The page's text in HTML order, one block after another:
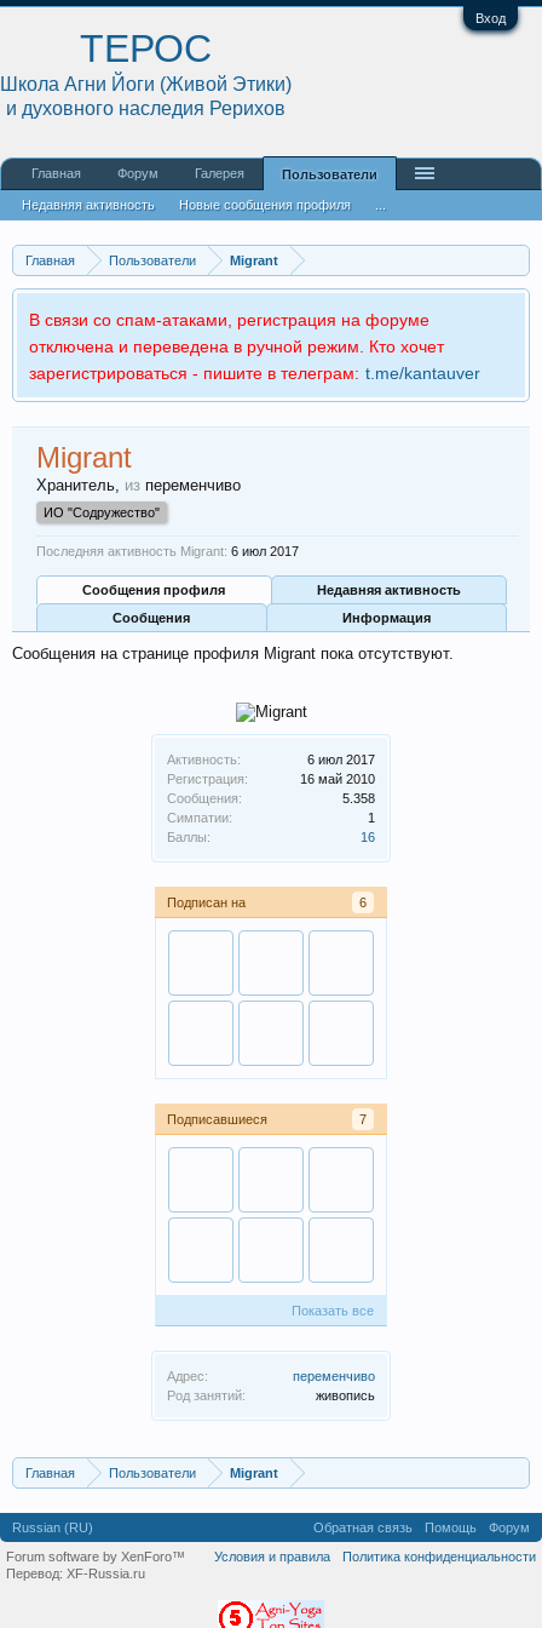
Вход
Главная Пользователи Migrant
В связи со спам-атаками, регистрация на форуме
отключена и переведена в ручной режим. Кто хочет
зарегистрироваться - пишите в телеграм: t.me/kantauver
Активность:
6 июл 2017
Регистрация:
16 май 2010
Сообщения:
5.358
Симпатии:
1
Баллы:
16
Подписан на 6
Подписавшиеся 7
Показать все
Адрес:
переменчиво
Род занятий:
живопись
Migrant
Хранитель, из переменчиво
ИО "Содружество"
Последняя активность Migrant: 6 июл 2017
Сообщения профиля
Недавняя активность
Сообщения
Информация
Сообщения на странице профиля Migrant пока отсутствуют.
Главная Пользователи Migrant
ТЕРОС
Школа Агни Йоги (Живой Этики)
и духовного наследия Рерихов
Главная Форум Галерея Пользователи
Недавняя активность Новые сообщения профиля
Russian (RU) Обратная связь Помощь
Форум
Условия и правила
Политика конфиденциальности
Forum software by XenForo™
Перевод: XF-Russia.ru